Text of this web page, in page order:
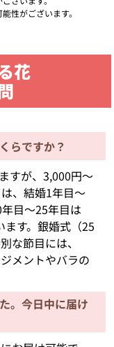
性がございます。
花
らですか？
すが、3,000円〜
、結婚1年目〜
目〜25年目は
す。銀婚式（25
な節目には、
メントやバラの
。今日中に届け